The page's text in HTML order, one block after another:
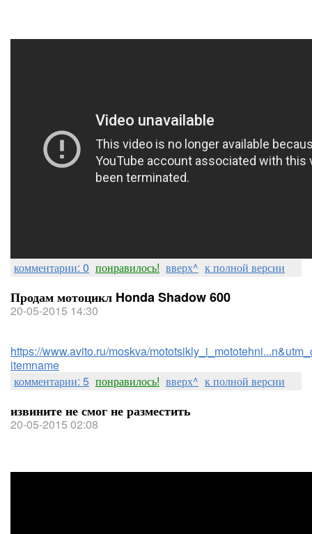
комментарии: 0 понравилось! вверх^ к полной версии
Продам мотоцикл Honda Shadow 600
20-05-2015 14:30
https://www.avito.ru/moskva/
itemname
комментарии: 5 понравилось! вверх^ к полной версии
извините не смог не разместить
20-05-2015 02:08